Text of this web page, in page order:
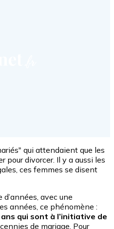
qui attendaient que les
divorcer. Il y a aussi les
ces femmes se disent
d’années, avec une
années, ce phénomène :
qui sont à l’initiative de
de mariage. Pour